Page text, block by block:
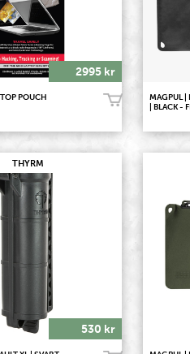
2995 kr
POUCH Köp!
MAGPUL |
| BLACK -
THYRM
530 kr